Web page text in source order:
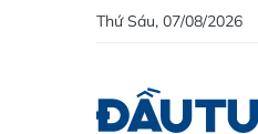
Thứ Sáu, 07/08/2026